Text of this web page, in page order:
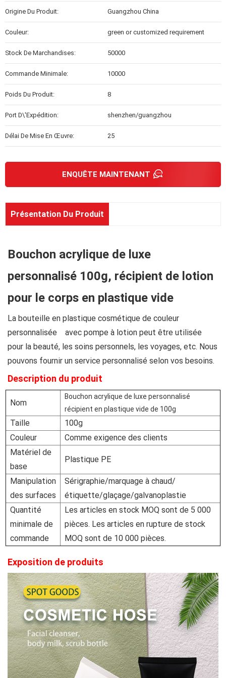
Origine Du Produit: Guangzhou China
Couleur: green or customized requirement
Stock De Marchandises: 50000
Commande Minimale: 10000
Poids Du Produit: 8
Port D\'expédition: shenzhen/guangzhou
Délai De Mise En Œuvre: 25
ENQUÊTE MAINTENANT
Présentation Du Produit
Bouchon acrylique de luxe
personnalisé 100g, récipient de lotion
pour le corps en plastique vide
La bouteille en plastique cosmétique de couleur
personnalisée avec pompe à lotion peut être utilisée
pour la beauté, les soins personnels, les voyages, etc. Nous
pouvons fournir un service personnalisé selon vos besoins.
Description du produit
Nom
Bouchon acrylique de luxe personnalisé
récipient en plastique vide de 100g
Taille
100g
Couleur
Comme exigence des clients
Matériel de
base
Plastique PE
Manipulation
des surfaces
Sérigraphie/marquage à chaud/
étiquette/glaçage/galvanoplastie
Quantité
minimale de
commande
Les articles en stock MOQ sont de 5 000
pièces. Les articles en rupture de stock
MOQ sont de 10 000 pièces.
Exposition de produits